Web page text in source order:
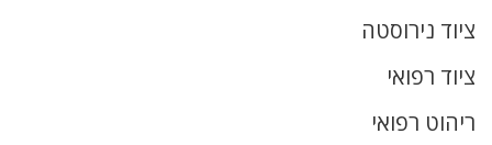
ציוד נירוסטה
ציוד רפואי
ריהוט רפואי